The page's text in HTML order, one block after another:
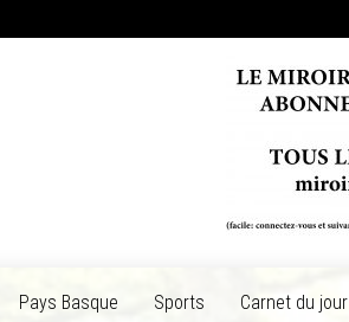
Pays Basque Sports Carnet du jour